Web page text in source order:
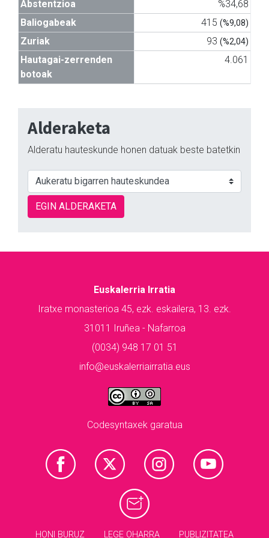
Abstentzioa
%34,68
Baliogabeak
415 (%9,08)
Zuriak 93 (%2,04)
Hautagai-zerrenden
botoak
4.061
Alderaketa
Alderatu hauteskunde honen datuak beste batetkin
EGIN ALDERAKETA
Euskalerria Irratia
Iratxe monasterioa 45, ezk. eskailera, 13. ezk.
31011 Iruñea - Nafarroa
(0034) 948 17 01 51
info@euskalerriairratia.eus
Codesyntaxek garatua
HONI BURUZ LEGE OHARRA PUBLIZITATEA